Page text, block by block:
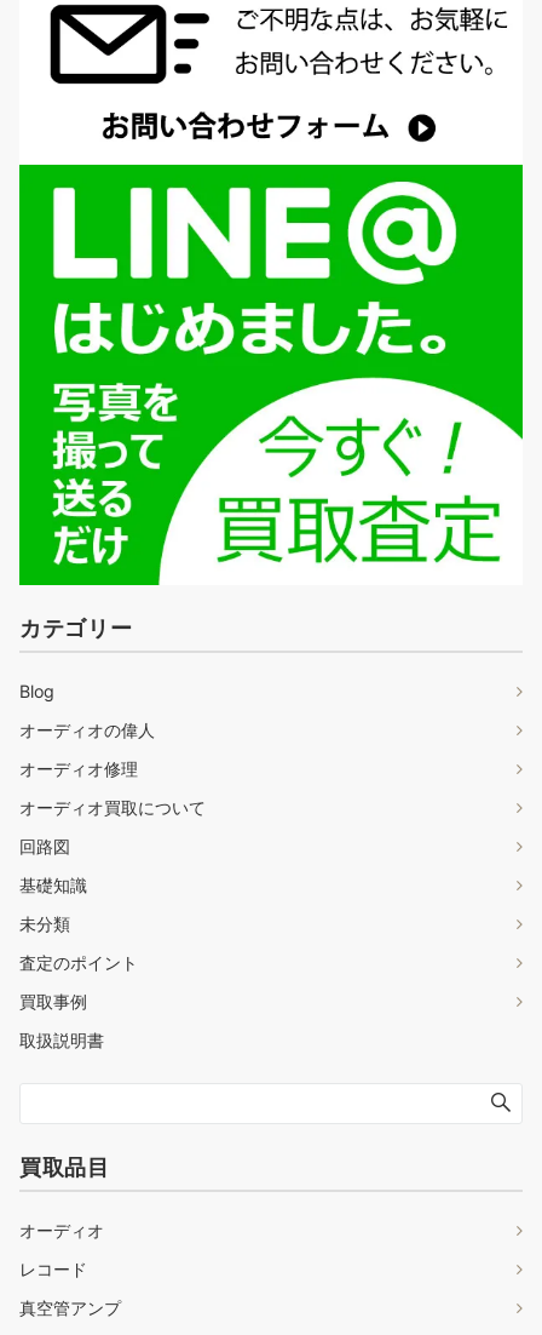
カテゴリー
Blog
オーディオの偉人
オーディオ修理
オーディオ買取について
回路図
基礎知識
未分類
査定のポイント
買取事例
取扱説明書
買取品目
オーディオ
レコード
真空管アンプ